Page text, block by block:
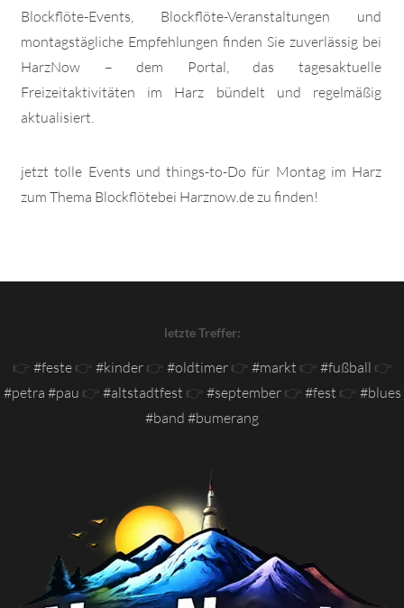
Blockflöte-Events, Blockflöte-Veranstaltungen und
montags­tägliche Empfehlungen finden Sie zuverlässig bei
HarzNow – dem Portal, das tagesaktuelle
Freizeitaktivitäten im Harz bündelt und regelmäßig
aktualisiert.
jetzt tolle Events und things-to-Do für Montag im Harz
zum Thema Blockflötebei Harznow.de zu finden!
letzte Treffer:
👉 #feste👉 #kinder👉 #oldtimer👉 #markt 👉 #fußball 👉
#petra #pau 👉 #altstadtfest 👉 #september👉 #fest 👉 #blues
#band #bumerang